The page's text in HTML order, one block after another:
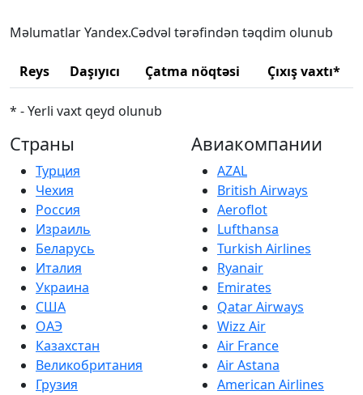
Məlumatlar Yandex.Cədvəl tərəfindən təqdim olunub
Reys Daşıyıcı Çatma nöqtəsi Çıxış vaxtı*
* - Yerli vaxt qeyd olunub
Страны
Турция
Чехия
Россия
Израиль
Беларусь
Италия
Украина
США
ОАЭ
Казахстан
Великобритания
Грузия
Авиакомпании
AZAL
British Airways
Aeroflot
Lufthansa
Turkish Airlines
Ryanair
Emirates
Qatar Airways
Wizz Air
Air France
Air Astana
American Airlines